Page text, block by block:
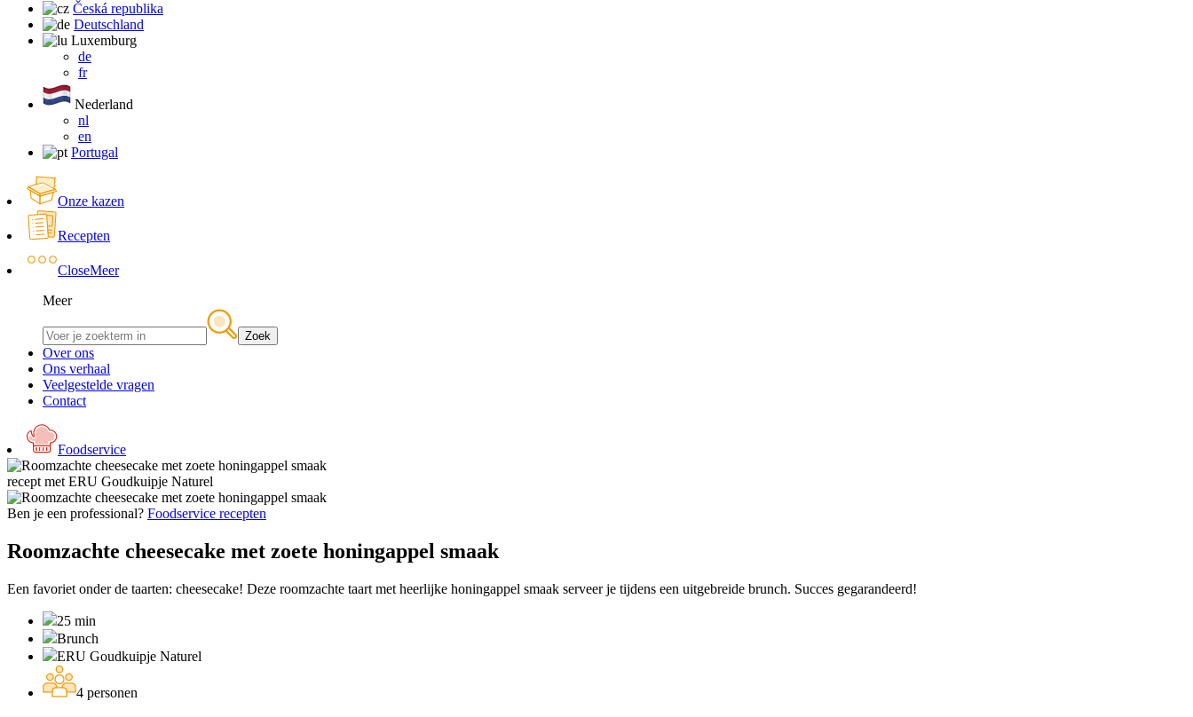
Česká republika
Deutschland
Luxemburg
de
fr
Nederland
nl
en
Portugal
Onze kazen
Recepten
CloseMeer
Meer
Zoek
Over ons
Ons verhaal
Veelgestelde vragen
Contact
Foodservice
recept met ERU Goudkuipje Naturel
Ben je een professional? Foodservice recepten
Roomzachte cheesecake met zoete honingappel smaak
Een favoriet onder de taarten: cheesecake! Deze roomzachte taart met heerlijke honingappel smaak serveer je tijdens een uitgebreide brunch. Succes gegarandeerd!
25 min
Brunch
ERU Goudkuipje Naturel
4 personen